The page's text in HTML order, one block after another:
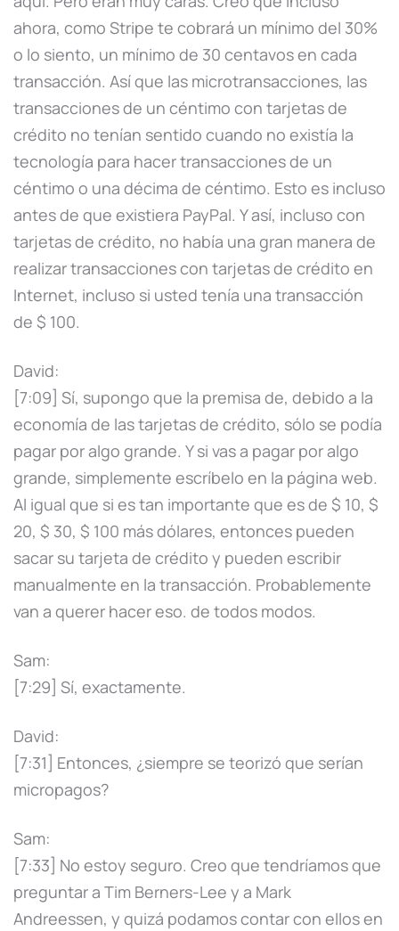
ahora, como Stripe te cobrará un mínimo del 30%
o lo siento, un mínimo de 30 centavos en cada
transacción. Así que las microtransacciones, las
transacciones de un céntimo con tarjetas de
crédito no tenían sentido cuando no existía la
tecnología para hacer transacciones de un
céntimo o una décima de céntimo. Esto es incluso
antes de que existiera PayPal. Y así, incluso con
tarjetas de crédito, no había una gran manera de
realizar transacciones con tarjetas de crédito en
Internet, incluso si usted tenía una transacción
de $ 100.
David:
[7:09] Sí, supongo que la premisa de, debido a la
economía de las tarjetas de crédito, sólo se podía
pagar por algo grande. Y si vas a pagar por algo
grande, simplemente escríbelo en la página web.
Al igual que si es tan importante que es de $ 10, $
20, $ 30, $ 100 más dólares, entonces pueden
sacar su tarjeta de crédito y pueden escribir
manualmente en la transacción. Probablemente
van a querer hacer eso. de todos modos.
Sam:
[7:29] Sí, exactamente.
David:
[7:31] Entonces, ¿siempre se teorizó que serían
micropagos?
Sam:
[7:33] No estoy seguro. Creo que tendríamos que
preguntar a Tim Berners-Lee y a Mark
Andreessen, y quizá podamos contar con ellos en